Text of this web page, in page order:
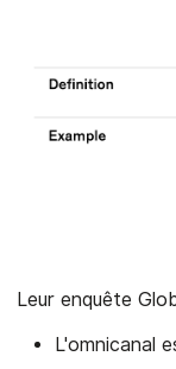
Leur enquête
L'omnicanal